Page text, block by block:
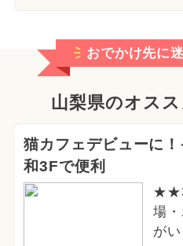
おでかけ先に
山梨県のオス
猫カフェデビューに
和3Fで便利
場
が